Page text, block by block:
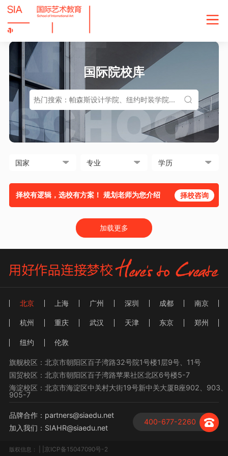
国际院校库
择校有逻辑，选校有方案！ 规划老师为您介绍 择校咨询
加载更多
北京 上海 广州 深圳 成都 南京
杭州 重庆 武汉 天津 东京 郑州
纽约 伦敦
旗舰校区：北京市朝阳区百子湾路32号院1号楼1层9号、11号
国贸校区：北京市朝阳区百子湾路苹果社区北区6号楼5-7
海淀校区：北京市海淀区中关村大街19号新中关大厦B座902、903、
905-7
400-677-2260
品牌合作：partners@siaedu.net
加入我们：SIAHR@siaedu.net
版权信息： | |京ICP备15047090号-2